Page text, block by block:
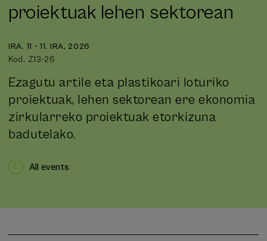
proiektuak lehen sektorean
IRA. 11 - 11. IRA, 2026
Kod. Z13-26
Ezagutu artile eta plastikoari loturiko
proiektuak, lehen sektorean ere ekonomia
zirkularreko proiektuak etorkizuna
badutelako.
All events